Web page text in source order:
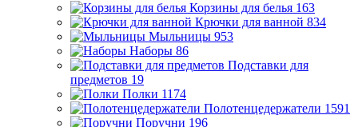
Корзины для белья 163
Крючки для ванной 834
Мыльницы 953
Наборы 86
Подставки для
предметов 19
Полки 1174
Полотенцедержатели 1591
Поручни 196